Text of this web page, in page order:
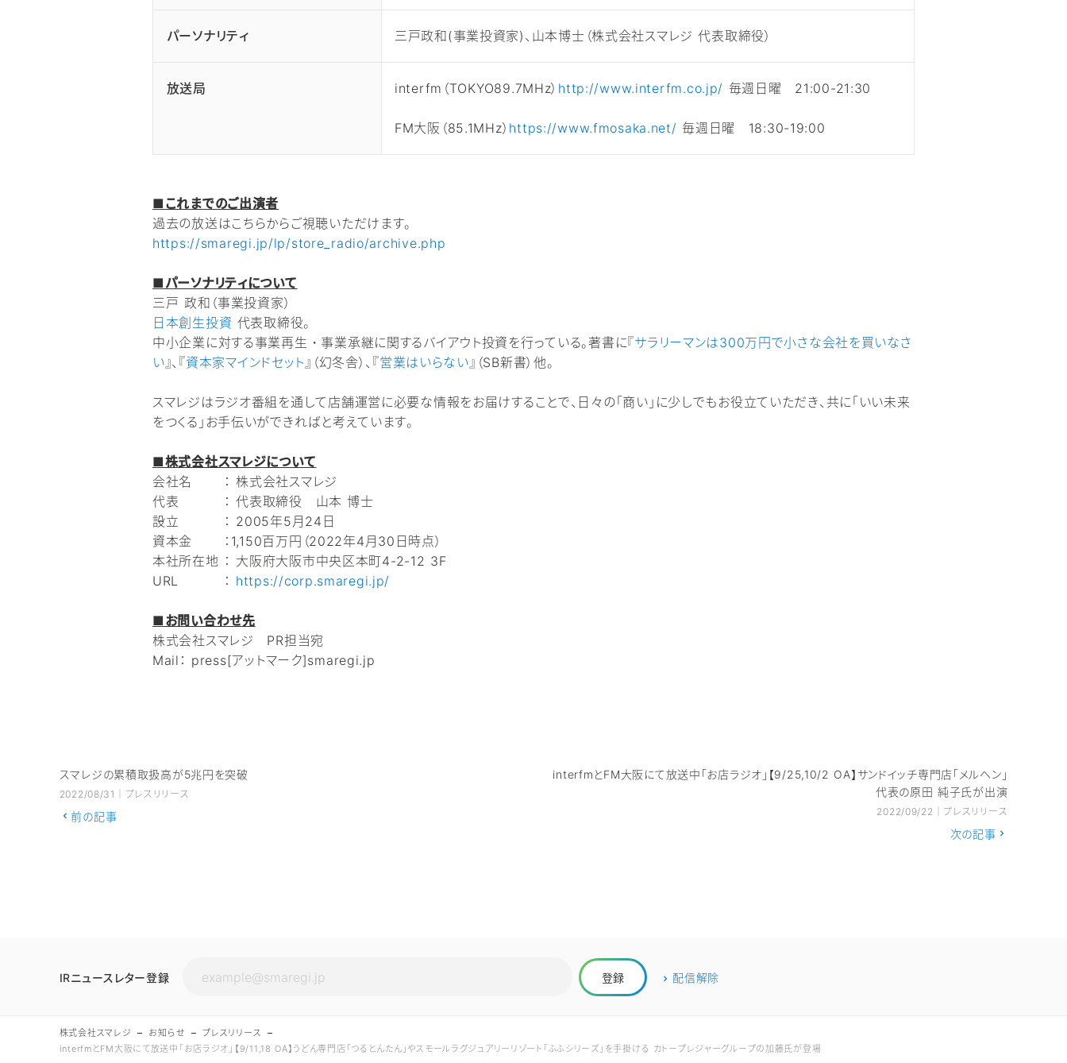
パーソナリティ 三戸政和(事業投資家)、山本博士（株式会社スマレジ 代表取締役）
放送局 interfm（TOKYO89.7MHz） http://www.interfm.co.jp/ 毎週日曜 21:00-21:30
FM大阪（85.1MHz） https://www.fmosaka.net/ 毎週日曜 18:30-19:00
■これまでのご出演者
過去の放送はこちらからご視聴いただけます。
https://smaregi.jp/lp/store_radio/archive.php
■パーソナリティについて
三戸 政和（事業投資家）
日本創生投資 代表取締役。
中小企業に対する事業再生・事業承継に関するバイアウト投資を行っている。著書に『サラリーマンは300万円で小さな会社を買いなさ
い』、『資本家マインドセット』（幻冬舎）、『営業はいらない』（SB新書）他。
スマレジはラジオ番組を通して店舗運営に必要な情報をお届けすることで、日々の「商い」に少しでもお役立ていただき、共に「いい未来
をつくる」お手伝いができればと考えています。
■株式会社スマレジについて
会社名 ： 株式会社スマレジ
代表 ： 代表取締役 山本 博士
設立 ： 2005年5月24日
資本金 ：1,150百万円（2022年4月30日時点）
本社所在地 ： 大阪府大阪市中央区本町4-2-12 3F
URL ： https://corp.smaregi.jp/
■お問い合わせ先
株式会社スマレジ PR担当宛
Mail： press[アットマーク]smaregi.jp
スマレジの累積取扱高が5兆円を突破
2022/08/31｜プレスリリース
前の記事
interfmとFM大阪にて放送中「お店ラジオ」【9/25,10/2 OA】サンドイッチ専門店「メルヘン」
代表の原田 純子氏が出演
2022/09/22｜プレスリリース
次の記事
IRニュースレター登録 配信解除
株式会社スマレジ お知らせ
プレスリリース
interfmとFM大阪にて放送中「お店ラジオ」【9/11,18 OA】うどん専門店「つるとんたん」やスモールラグジュアリーリゾート「ふふシリーズ」を手掛ける カトープレジャーグループの加藤氏が登場